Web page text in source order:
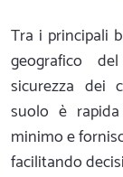
Tra i principali
geografico
sicurezza dei
suolo è
minimo e
facilitando